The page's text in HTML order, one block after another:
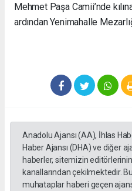
Mehmet Paşa Camii’nde
ardından Yenimahalle
Anadolu Ajansı (AA), İhlas
Haber Ajansı (DHA) ve diğer
haberler, sitemizin
kanallarından çekilmektedir.
muhataplar haberi geçen